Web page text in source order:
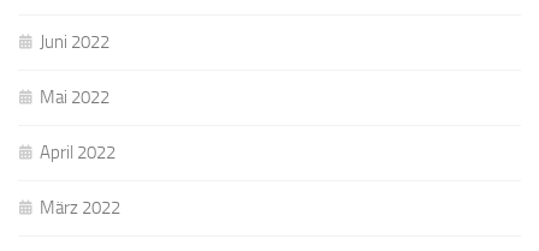
Juni 2022
Mai 2022
April 2022
März 2022